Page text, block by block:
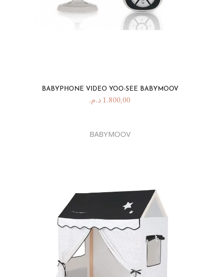
BABYPHONE VIDEO YOO-SEE BABYMOOV
1.800,00 د.م.
BABYMOOV